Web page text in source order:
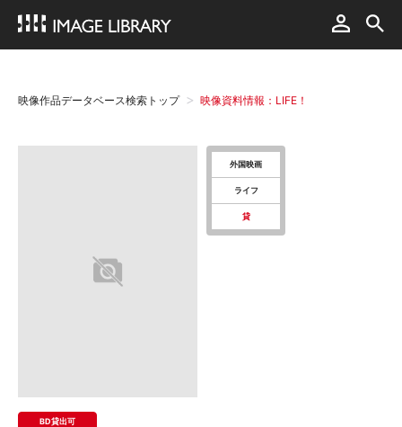
映像作品データベース検索トップ 映像資料情報：LIFE！
BD貸出可
外国映画
ライフ
貸